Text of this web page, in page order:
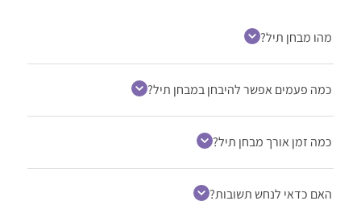
מהו מבחן תיל?
כמה פעמים אפשר להיבחן במבחן תיל?
כמה זמן אורך מבחן תיל?
האם כדאי לנחש תשובות?